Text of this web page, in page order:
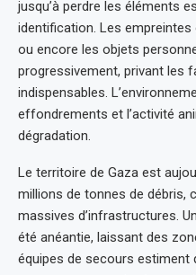
jusqu’à perdre les éléments
identification. Les
ou encore les objets
progressivement, privant les
indispensables.
effondrements et l’activité
dégradation.
Le territoire de Gaza est
millions de tonnes de débris,
massives d’infrastructures.
été anéantie, laissant des
équipes de secours estiment